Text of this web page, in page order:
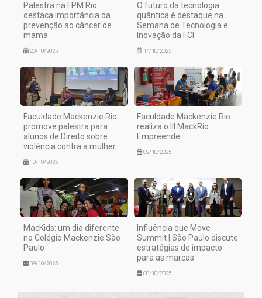
Palestra na FPM Rio
destaca importância da
prevenção ao câncer de
mama
20/10/2025
O futuro da tecnologia
quântica é destaque na
Semana de Tecnologia e
Inovação da FCI
14/10/2025
Faculdade Mackenzie Rio
promove palestra para
alunos de Direito sobre
violência contra a mulher
10/10/2025
Faculdade Mackenzie Rio
realiza o III MackRio
Empreende
09/10/2025
MacKids: um dia diferente
no Colégio Mackenzie São
Paulo
09/10/2025
Influência que Move
Summit | São Paulo discute
estratégias de impacto
para as marcas
08/10/2025